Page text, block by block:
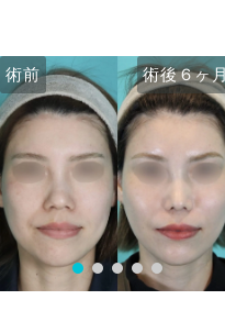
す。内出血は平均2週間くら
いで目立たなくなります。 稀
に感染がありますが、そのよ
うな際は責任を持って当院で
治療します。 仕上がりには個
人差があるので、手術を受け
た人全員がこの写真の様な変
化をするわけではありません
のでご注意下さい。 カウンセ
リングにて診察させていただ
いた上でその方一人一人の状
態をふまえて、治療法をご提
術前 術後６ヶ月